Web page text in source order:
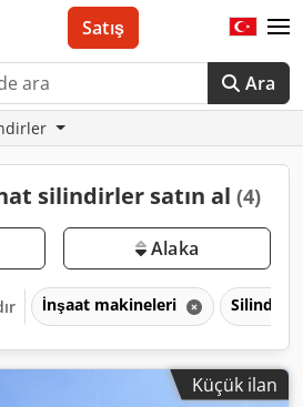
Ara
Satış
silindirler satın al (4)
Alaka
İnşaat makineleri
Küçük ilan